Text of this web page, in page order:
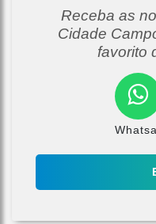
Receba as
Cidade
favorito